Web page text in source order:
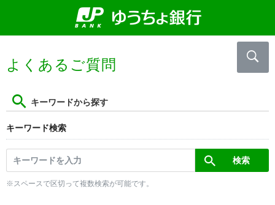
よくあるご質問
キーワードから探す
キーワード検索
※スペースで区切って複数検索が可能です。